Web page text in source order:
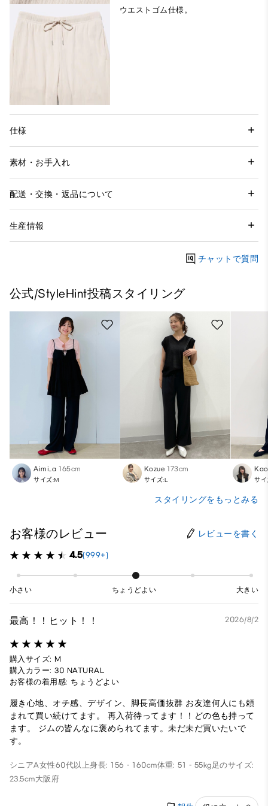
ウエストゴム仕様。
仕様
素材・お手入れ
配送・交換・返品について
生産情報
チャットで質問
公式/StyleHint投稿スタイリング
Aimi_a 165cm
サイズ:M
Kozue 173cm
サイズ:L サ
スタイリングをもっとみる
お客様のレビュー レビューを書く
4.5(999+)
小さい ちょうどよい 大きい
最高！！ヒット！！ 2026/8/2
購入サイズ: M
購入カラー: 30 NATURAL
お客様の着用感: ちょうどよい
履き心地、オチ感、デザイン、脚長高価抜群 お友達何人にも頼
まれて買い続けてます。 再入荷待ってます！！どの色も持って
ます。 ジムの皆んなに褒められてます。未だ未だ買いたいで
す。
シニアA女性60代以上身長: 156 - 160cm体重: 51 - 55kg足のサイズ:
23.5cm大阪府